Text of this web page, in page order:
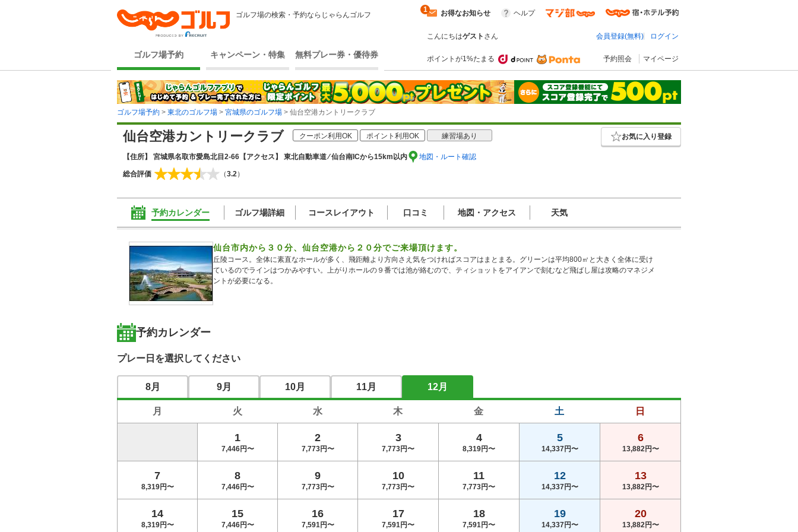
ゴルフ場の検索・予約ならじゃらんゴルフ
ゴルフ場予約 キャンペーン・特集 無料プレー券・優待券
お得なお知らせ
1 ヘルプ
こんにちはゲスト さん 会員登録(無料) ログイン
ポイントが1%たまる 予約照会 マイページ
ゴルフ場予約 > 東北のゴルフ場 > 宮城県のゴルフ場 > 仙台空港カントリークラブ
仙台空港カントリークラブ クーポン利用OK ポイント利用OK 練習場あり お気に入り登録
【住所】 宮城県名取市愛島北目2-66 【アクセス】 東北自動車道 ⁄ 仙台南ICから15km以内 地図・ルート確認
総合評価 （3.2）
予約カレンダー ゴルフ場詳細 コースレイアウト 口コミ 地図・アクセス 天気
仙台市内から３０分、仙台空港から２０分でご来場頂けます。
丘陵コース。全体に素直なホールが多く、飛距離より方向さえ気をつければスコアはまとまる。グリーンは平均800㎡と大きく全体に受け
ているのでラインはつかみやすい。上がりホールの９番では池が絡むので、ティショットをアイアンで刻むなど飛ばし屋は攻略のマネジメ
ントが必要になる。
予約カレンダー
プレー日を選択してください
8月 9月 10月 11月 12月
月 火 水 木 金 土 日
1
7,446円〜
2
7,773円〜
3
7,773円〜
4
8,319円〜
5
14,337円〜
6
13,882円〜
7
8,319円〜
8
7,446円〜
9
7,773円〜
10
7,773円〜
11
7,773円〜
12
14,337円〜
13
13,882円〜
14
8,319円〜
15
7,446円〜
16
7,591円〜
17
7,591円〜
18
7,591円〜
19
14,337円〜
20
13,882円〜